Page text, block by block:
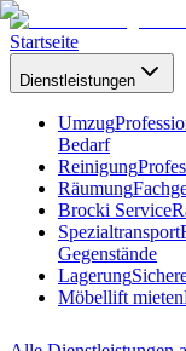
Startseite
Dienstleistungen
Umzug
Bedarf
Reinigung
Räumung
Brocki Service
Spezialtransport
Gegenstände
Lagerung
Möbellift mieten